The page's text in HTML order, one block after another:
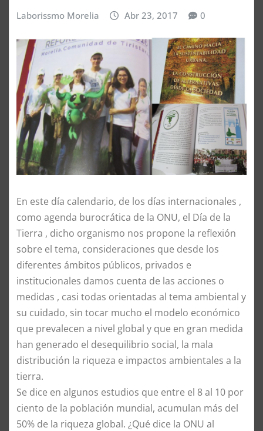
Laborissmo Morelia Abr 23, 2017 0
En este día calendario, de los días internacionales ,
como agenda burocrática de la ONU, el Día de la
Tierra , dicho organismo nos propone la reflexión
sobre el tema, consideraciones que desde los
diferentes ámbitos públicos, privados e
institucionales damos cuenta de las acciones o
medidas , casi todas orientadas al tema ambiental y
su cuidado, sin tocar mucho el modelo económico
que prevalecen a nivel global y que en gran medida
han generado el desequilibrio social, la mala
distribución la riqueza e impactos ambientales a la
tierra.
Se dice en algunos estudios que entre el 8 al 10 por
ciento de la población mundial, acumulan más del
50% de la riqueza global. ¿Qué dice la ONU al